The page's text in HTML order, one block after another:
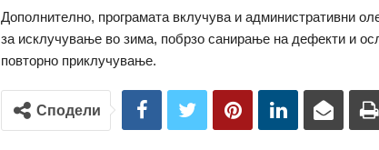
Дополнително, програмата вклучува и административни
за исклучување во зима, побрзо санирање на дефекти и
повторно приклучување.
Сподели